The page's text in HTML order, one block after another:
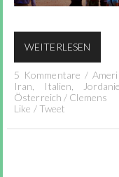
WEITERLESEN
5 Kommentare /
Iran
Italien
Österreich / Clemens
Like / Tweet